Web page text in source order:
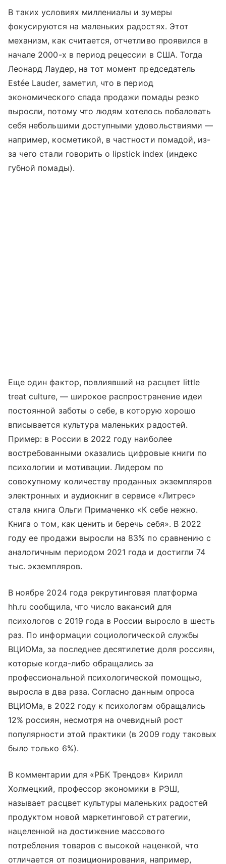
В таких условиях миллениалы и зумеры
фокусируются на маленьких радостях. Этот
механизм, как считается, отчетливо проявился в
начале 2000-х в период рецессии в США. Тогда
Леонард Лаудер, на тот момент председатель
Estée Lauder, заметил, что в период
экономического спада продажи помады резко
выросли, потому что людям хотелось побаловать
себя небольшими доступными удовольствиями —
например, косметикой, в частности помадой, из-
за чего стали говорить о lipstick index (индекс
губной помады).
Еще один фактор, повлиявший на расцвет little
treat culture, — широкое распространение идеи
постоянной заботы о себе, в которую хорошо
вписывается культура маленьких радостей.
Пример: в России в 2022 году наиболее
востребованными оказались цифровые книги по
психологии и мотивации. Лидером по
совокупному количеству проданных экземпляров
электронных и аудиокниг в сервисе «Литрес»
стала книга Ольги Примаченко «К себе нежно.
Книга о том, как ценить и беречь себя». В 2022
году ее продажи выросли на 83% по сравнению с
аналогичным периодом 2021 года и достигли 74
тыс. экземпляров.
В ноябре 2024 года рекрутинговая платформа
hh.ru сообщила, что число вакансий для
психологов с 2019 года в России выросло в шесть
раз. По информации социологической службы
ВЦИОМа, за последнее десятилетие доля россиян,
которые когда-либо обращались за
профессиональной психологической помощью,
выросла в два раза. Согласно данным опроса
ВЦИОМа, в 2022 году к психологам обращались
12% россиян, несмотря на очевидный рост
популярности этой практики (в 2009 году таковых
было только 6%).
В комментарии для «РБК Трендов» Кирилл
Холмецкий, профессор экономики в РЭШ,
называет расцвет культуры маленьких радостей
продуктом новой маркетинговой стратегии,
нацеленной на достижение массового
потребления товаров с высокой наценкой, что
отличается от позиционирования, например,